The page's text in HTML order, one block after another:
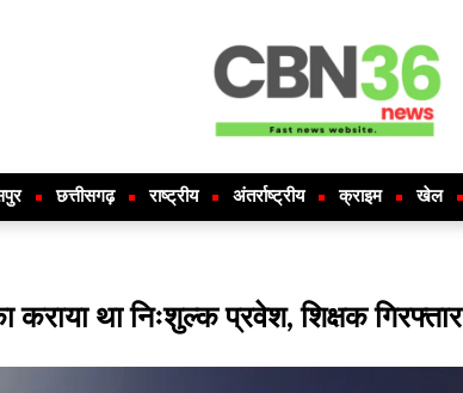
छत्तीसगढ़ राष्ट्रीय अंतर्राष्ट्रीय क्राइम खेल
था निःशुल्क प्रवेश, शिक्षक गिरफ्तार